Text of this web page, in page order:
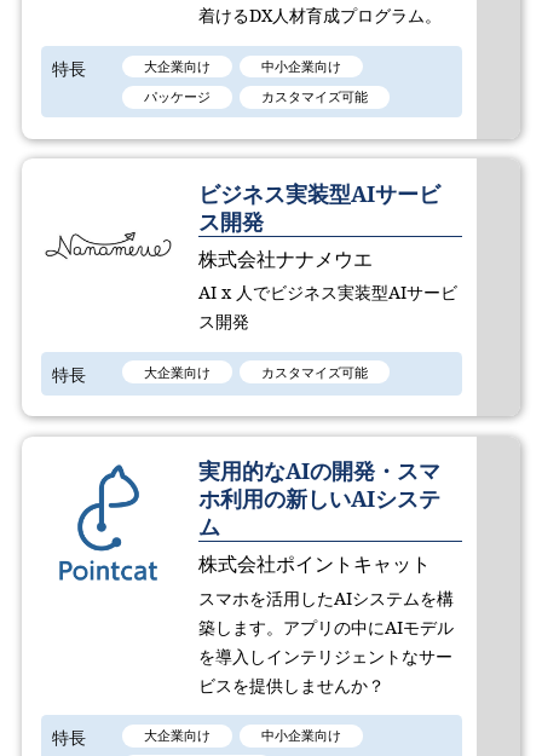
着けるDX人材育成プログラム。
特長 大企業向け
中小企業向け
パッケージ
カスタマイズ可能
ビジネス実装型AIサービ
ス開発
株式会社ナナメウエ
AI x 人でビジネス実装型AIサービ
ス開発
特長 大企業向け カスタマイズ可能
実用的なAIの開発・スマ
ホ利用の新しいAIシステ
ム
株式会社ポイントキャット
スマホを活用したAIシステムを構
築します。アプリの中にAIモデル
を導入しインテリジェントなサー
ビスを提供しませんか？
特長 大企業向け
中小企業向け